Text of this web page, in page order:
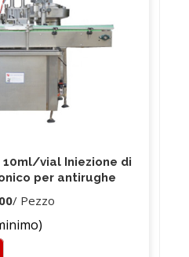
10ml/vial Iniezione di
per antirughe
/ Pezzo